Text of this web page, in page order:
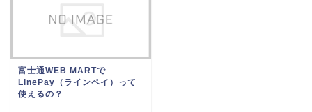
富士通WEB MARTで
LinePay（ラインペイ）って
使えるの？